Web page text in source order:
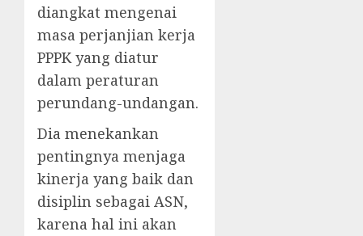
diangkat mengenai
masa perjanjian kerja
PPPK yang diatur
dalam peraturan
perundang-undangan.
Dia menekankan
pentingnya menjaga
kinerja yang baik dan
disiplin sebagai ASN,
karena hal ini akan